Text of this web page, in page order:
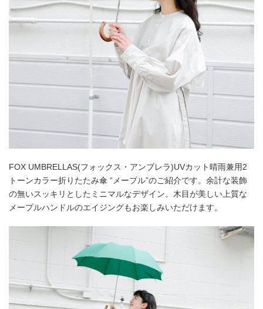
FOX UMBRELLAS(フォックス・アンブレラ)UVカット晴雨兼用2
トーンカラー折りたたみ傘 “メープル”のご紹介です。余計な装飾
の無いスッキリとしたミニマルなデザイン。木目が美しい上質な
メープルハンドルのエイジングもお楽しみいただけます。